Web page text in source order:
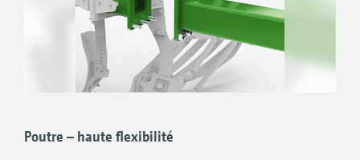
Poutre – haute flexibilité